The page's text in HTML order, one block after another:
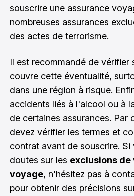
souscrire une assurance
nombreuses assurances
des actes de terrorisme.
Il est recommandé de vérifier
couvre cette éventualité,
dans une région à risque.
accidents liés à l'alcool ou à
de certaines assurances. Par
devez vérifier les termes et
contrat avant de souscrire. Si
doutes sur les exclusions
voyage, n'hésitez pas à
pour obtenir des précisions